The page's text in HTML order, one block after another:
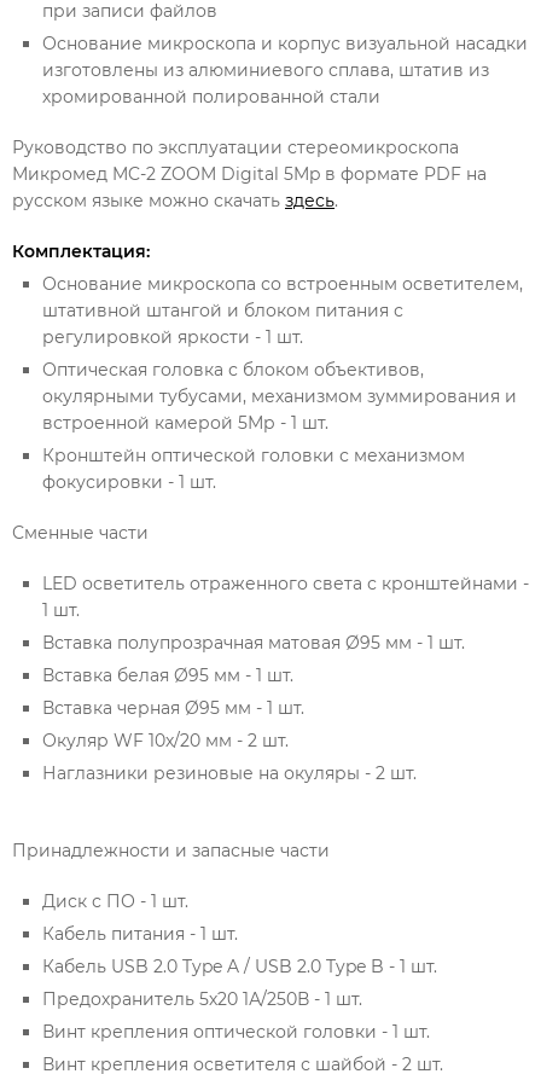
при записи файлов
Основание микроскопа и корпус визуальной насадки
изготовлены из алюминиевого сплава, штатив из
хромированной полированной стали
Руководство по эксплуатации стереомикроскопа
Микромед MC-2 ZOOM Digital 5Mp в формате PDF на
русском языке можно скачать здесь.
Комплектация:
Основание микроскопа со встроенным осветителем,
штативной штангой и блоком питания с
регулировкой яркости - 1 шт.
Оптическая головка с блоком объективов,
окулярными тубусами, механизмом зуммирования и
встроенной камерой 5Мр - 1 шт.
Кронштейн оптической головки с механизмом
фокусировки - 1 шт.
Сменные части
LED осветитель отраженного света с кронштейнами -
1 шт.
Вставка полупрозрачная матовая Ø95 мм - 1 шт.
Вставка белая Ø95 мм - 1 шт.
Вставка черная Ø95 мм - 1 шт.
Окуляр WF 10х/20 мм - 2 шт.
Наглазники резиновые на окуляры - 2 шт.
Принадлежности и запасные части
Диск с ПО - 1 шт.
Кабель питания - 1 шт.
Кабель USB 2.0 Type A / USB 2.0 Type B - 1 шт.
Предохранитель 5х20 1А/250В - 1 шт.
Винт крепления оптической головки - 1 шт.
Винт крепления осветителя с шайбой - 2 шт.